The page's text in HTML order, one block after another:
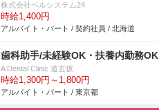
株式会社ベルシステム24
時給1,400円
アルバイト・パート / 契約社員 / 北海道
歯科助手/未経験OK・扶養内勤務OK
A Dental Clinic 道玄坂
時給1,300円～1,800円
アルバイト・パート / 東京都